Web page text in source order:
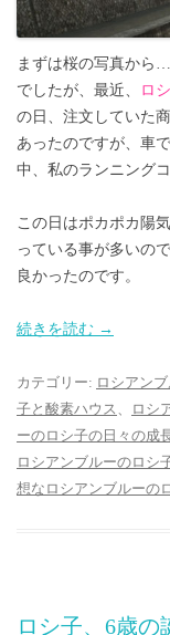
まずは桜の写真から
でしたが、最近、
ロ
の日、注文していた
あったのですが、車
中、私のランニング
この日はポカポカ陽
っている事が多いの
良かったのです。
続きを読む →
カテゴリー: ロシアン
子と酸素ハウス 、 ロシ
ーのロシ子の日々の成
ロシアンブルーのロシ
想なロシアンブルーの
ロシ子、6歳